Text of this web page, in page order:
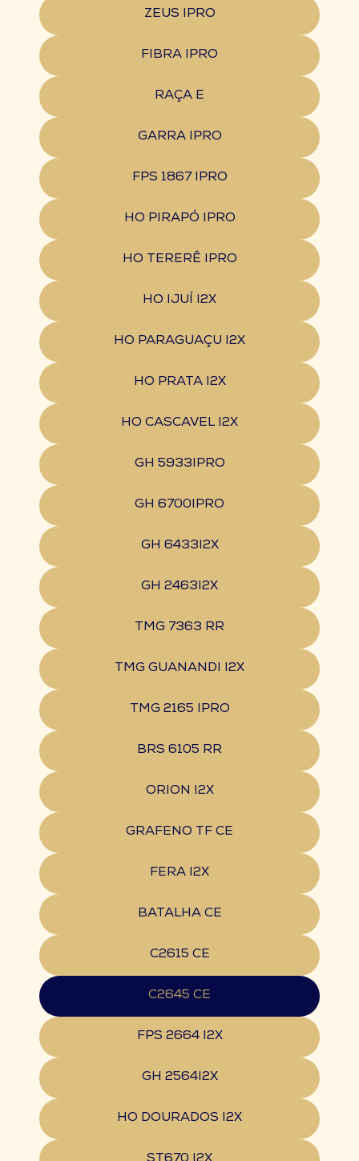
ZEUS IPRO
FIBRA IPRO
RAÇA E
GARRA IPRO
FPS 1867 IPRO
HO PIRAPÓ IPRO
HO TERERÊ IPRO
HO IJUÍ I2X
HO PARAGUAÇU I2X
HO PRATA I2X
HO CASCAVEL I2X
GH 5933IPRO
GH 6700IPRO
GH 6433I2X
GH 2463I2X
TMG 7363 RR
TMG GUANANDI I2X
TMG 2165 IPRO
BRS 6105 RR
ORION I2X
GRAFENO TF CE
FERA I2X
BATALHA CE
C2615 CE
C2645 CE
FPS 2664 I2X
GH 2564I2X
HO DOURADOS I2X